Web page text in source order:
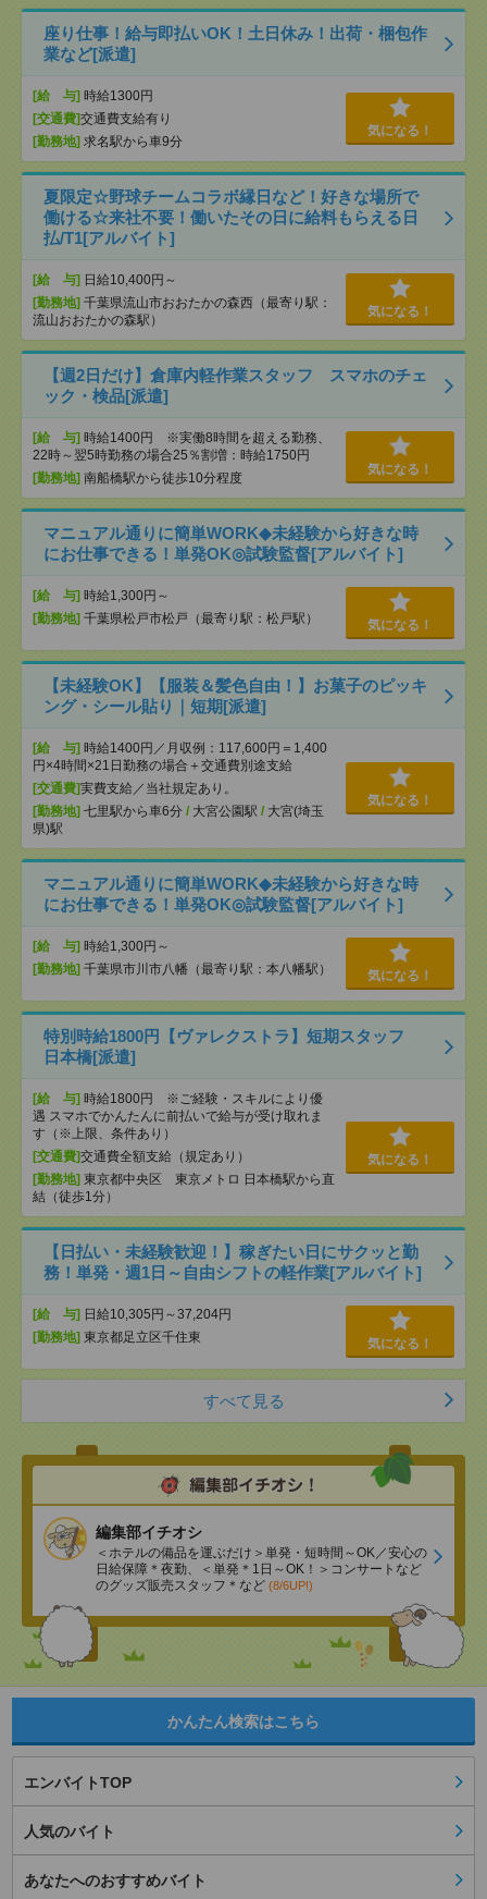
座り仕事！給与即払いOK！土日休み！出荷・梱包作
業など[派遣]
[給 与] 時給1300円
[交通費]交通費支給有り
[勤務地] 求名駅から車9分
気になる！
夏限定☆野球チームコラボ縁日など！好きな場所で
働ける☆来社不要！働いたその日に給料もらえる日
払/T1[アルバイト]
[給 与] 日給10,400円～
[勤務地] 千葉県流山市おおたかの森西（最寄り駅：
流山おおたかの森駅）
気になる！
【週2日だけ】倉庫内軽作業スタッフ スマホのチェ
ック・検品[派遣]
[給 与] 時給1400円 ※実働8時間を超える勤務、
22時～翌5時勤務の場合25％割増：時給1750円
[勤務地] 南船橋駅から徒歩10分程度
気になる！
マニュアル通りに簡単WORK◆未経験から好きな時
にお仕事できる！単発OK◎試験監督[アルバイト]
[給 与] 時給1,300円～
[勤務地] 千葉県松戸市松戸（最寄り駅：松戸駅） 気になる！
【未経験OK】【服装＆髪色自由！】お菓子のピッキ
ング・シール貼り｜短期[派遣]
[給 与] 時給1400円／月収例：117,600円＝1,400
円×4時間×21日勤務の場合＋交通費別途支給
[交通費]実費支給／当社規定あり。
[勤務地] 七里駅から車6分 / 大宮公園駅 / 大宮(埼玉
県)駅
気になる！
マニュアル通りに簡単WORK◆未経験から好きな時
にお仕事できる！単発OK◎試験監督[アルバイト]
[給 与] 時給1,300円～
[勤務地] 千葉県市川市八幡（最寄り駅：本八幡駅） 気になる！
特別時給1800円【ヴァレクストラ】短期スタッフ
日本橋[派遣]
[給 与] 時給1800円 ※ご経験・スキルにより優
遇 スマホでかんたんに前払いで給与が受け取れま
す（※上限、条件あり）
[交通費]交通費全額支給（規定あり）
[勤務地] 東京都中央区 東京メトロ 日本橋駅から直
結（徒歩1分）
気になる！
【日払い・未経験歓迎！】稼ぎたい日にサクッと勤
務！単発・週1日～自由シフトの軽作業[アルバイト]
[給 与] 日給10,305円～37,204円
[勤務地] 東京都足立区千住東 気になる！
すべて見る
編集部イチオシ
＜ホテルの備品を運ぶだけ＞単発・短時間～OK／安心の
日給保障＊夜勤、＜単発＊1日～OK！＞コンサートなど
のグッズ販売スタッフ＊など (8/6UP!)
かんたん検索はこちら
エンバイトTOP
人気のバイト
あなたへのおすすめバイト